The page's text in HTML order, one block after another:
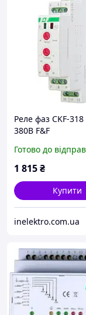
Реле фаз CKF-
380В F&F
Готово до
1 815₴
Купити
inelektro.com.ua